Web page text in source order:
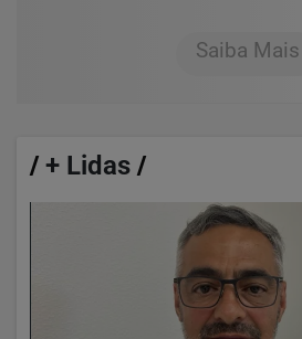
Saiba Mais
/ + Lidas /